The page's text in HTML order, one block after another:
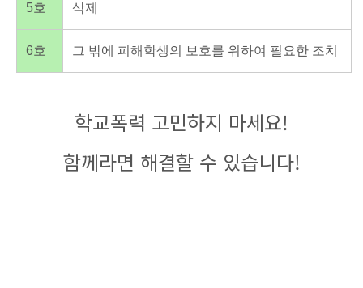
5호 삭제
6호 그 밖에 피해학생의 보호를 위하여 필요한 조치
학교폭력 고민하지 마세요!
함께라면 해결할 수 있습니다!